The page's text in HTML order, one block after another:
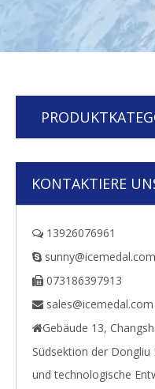
KONTAKTIERE
 13926076961
 sunny@icemedal.com
 073186397913
 sales@icemedal.com
Gebäude 13,
Südsektion der Dongliu
und technologische